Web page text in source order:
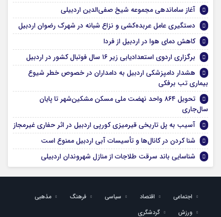
آغاز ساماندهی مجموعه شیخ صفی‌الدین اردبیلی
دستگیری عامل عربده‌کشی و نزاع شبانه در شهرک رضوان اردبیل
کاهش دمای هوا در اردبیل از فردا
برگزاری اردوی استعدادیابی زیر ۱۶ سال فوتبال کشور در اردبیل
هشدار دامپزشکی اردبیل به دامداران در خصوص خطر شیوع
بیماری تب برفکی
تحویل ۸۶۴ واحد نهضت ملی مسکن مشکین‌شهر تا پایان
سال‌جاری
آسیب به پل تاریخی قیرمیزی کورپی اردبیل در اثر حفاری غیرمجاز
شنا کردن در کانال‌ها و تأسیسات آبی اردبیل ممنوع است
شناسایی باند سرقت طلاجات از منازل شهروندان اردبیلی
اجتماعی اقتصاد سیاسی فرهنگ
مذهبی
ورزش
گردشگری